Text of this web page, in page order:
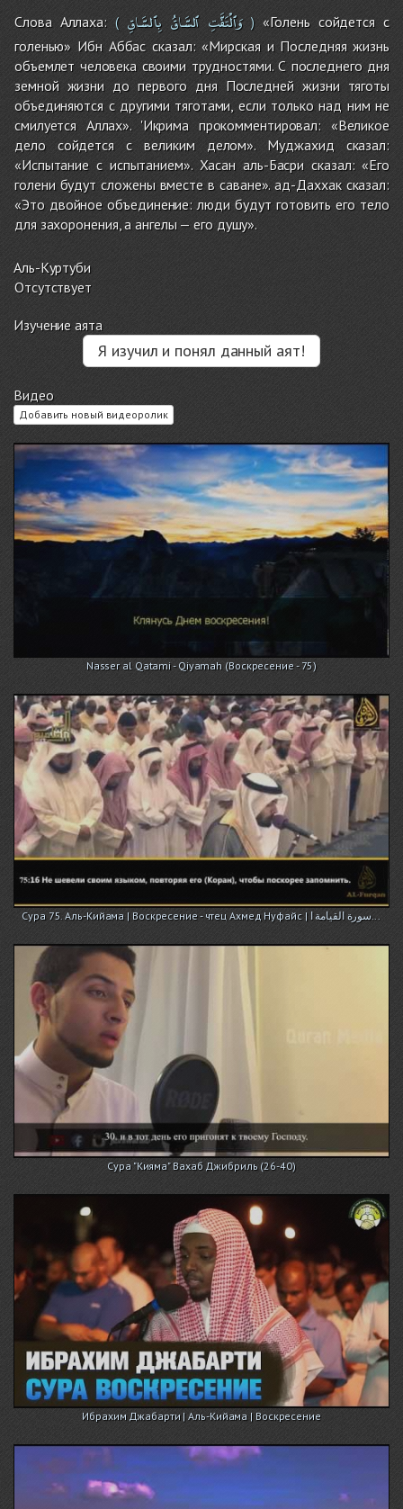
Слова Аллаха:( وَٱلْتَفَّتِ ٱلسَّاقُ بِٱلسَّاقِ ) «Голень сойдется с
голенью» Ибн Аббас сказал: «Мирская и Последняя жизнь
объемлет человека своими трудностями. С последнего дня
земной жизни до первого дня Последней жизни тяготы
объединяются с другими тяготами, если только над ним не
смилуется Аллах». 'Икрима прокомментировал: «Великое
дело сойдется с великим делом». Муджахид сказал:
«Испытание с испытанием». Хасан аль-Басри сказал: «Его
голени будут сложены вместе в саване». ад-Даххак сказал:
«Это двойное объединение: люди будут готовить его тело
для захоронения, а ангелы — его душу».
Аль-Куртуби
Отсутствует
Изучение аята
Я изучил и понял данный аят!
Видео
Добавить новый видеоролик
Nasser al Qatami - Qiyamah (Воскресение - 75)
Сура "Кияма" Вахаб Джибриль (26-40)
Ибрахим Джабарти | Аль-Кийама | Воскресение